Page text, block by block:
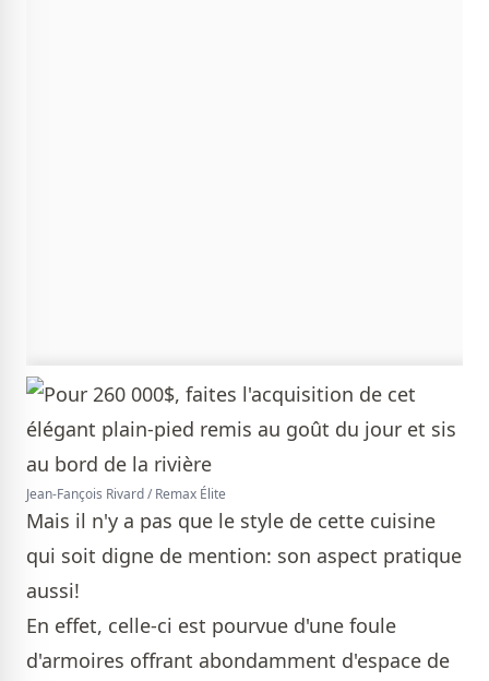
Jean-Fançois Rivard / Remax Élite
Mais il n'y a pas que le style de cette cuisine
qui soit digne de mention: son aspect pratique
aussi!
En effet, celle-ci est pourvue d'une foule
d'armoires offrant abondamment d'espace de